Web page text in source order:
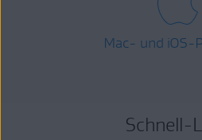
Mac- und iOS-
Schnell-